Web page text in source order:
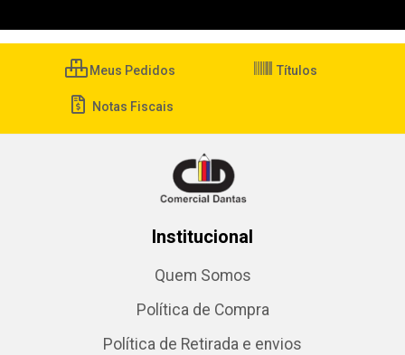
Meus Pedidos Títulos
Notas Fiscais
Institucional
Quem Somos
Política de Compra
Política de Retirada e envios